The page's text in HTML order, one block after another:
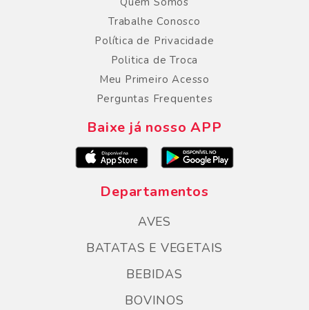
Trabalhe Conosco
Política de Privacidade
Politica de Troca
Meu Primeiro Acesso
Perguntas Frequentes
Baixe já nosso APP
Departamentos
AVES
BATATAS E VEGETAIS
BEBIDAS
BOVINOS